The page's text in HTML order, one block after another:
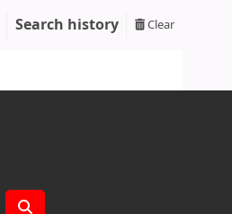
Search history Clear